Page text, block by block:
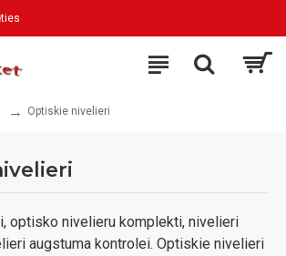
Optiskie nivelieri
optisko nivelieru komplekti, nivelieri
augstuma kontrolei. Optiskie nivelieri